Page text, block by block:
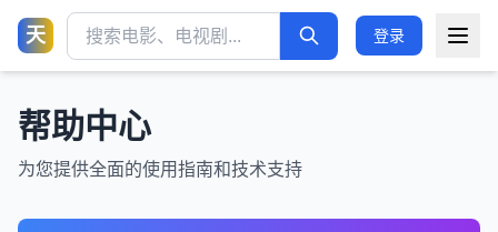
天 登录
帮助中心
为您提供全面的使用指南和技术支持